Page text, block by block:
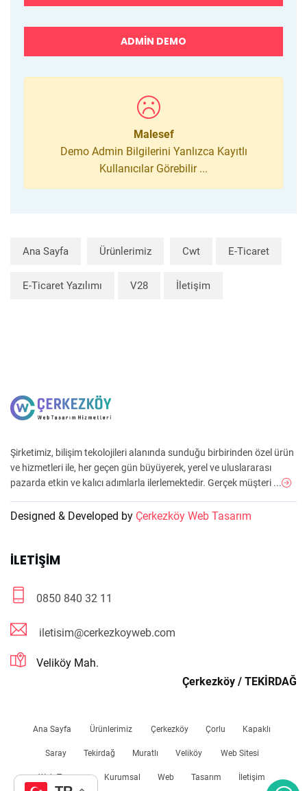
ADMIN DEMO
Malesef
Demo Admin Bilgilerini Yanlızca Kayıtlı
Kullanıcılar Görebilir ...
Ana Sayfa Ürünlerimiz Cwt E-Ticaret
E-Ticaret Yazılımı V28 İletişim
Şirketimiz, bilişim tekolojileri alanında sunduğu birbirinden özel ürün
ve hizmetleri ile, her geçen gün büyüyerek, yerel ve uluslararası
pazarda etkin ve kalıcı adımlarla ilerlemektedir. Gerçek müşteri ...
Designed & Developed by Çerkezköy Web Tasarım
İLETIŞIM
0850 840 32 11
iletisim@cerkezkoyweb.com
Veliköy Mah.
Çerkezköy / TEKİRDAĞ
Ana Sayfa Ürünlerimiz Çerkezköy Çorlu Kapaklı
Saray Tekirdağ Muratlı Veliköy Web Sitesi
Web Tasarım Kurumsal Web Tasarım İletişim